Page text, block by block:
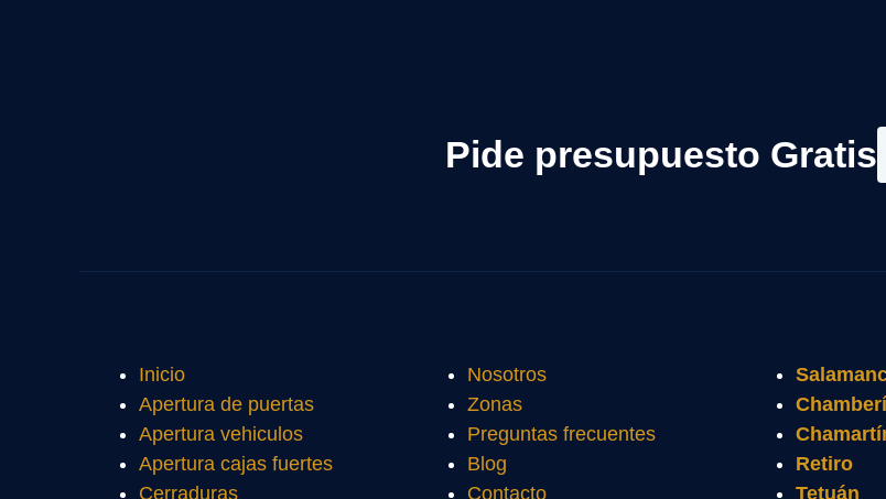
Pide presupuesto Gratis
Inicio
Apertura de puertas
Apertura vehiculos
Apertura cajas fuertes
Cerraduras
Nosotros
Zonas
Preguntas frecuentes
Blog
Contacto
Retiro
Tetuán